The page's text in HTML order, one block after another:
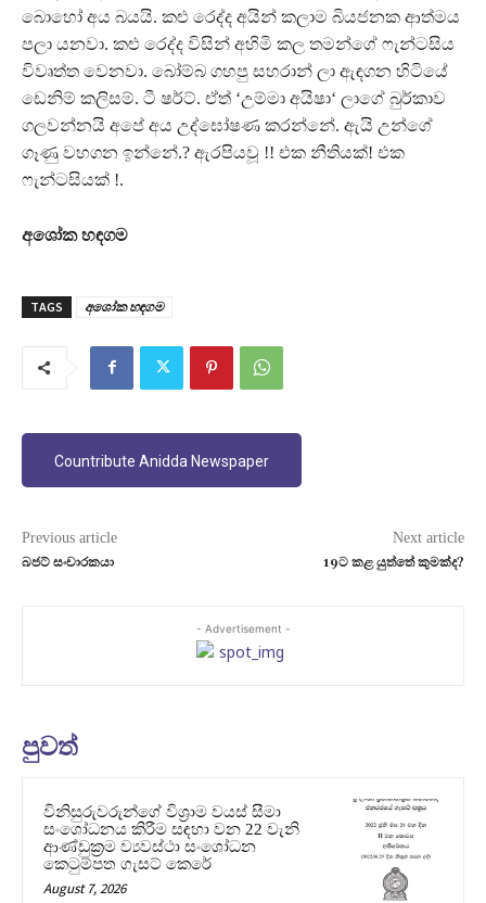
බොහෝ අය බයයි. කළු රෙද්ද අයින් කලාම බියජනක ආත්මය
පලා යනවා. කළු රෙද්ද විසින් අහිමි කල තමන්ගේ ෆැන්ටසිය
විවෘත්ත වෙනවා. බෝම්බ ගහපු සහරාන් ලා ඇඳගන හිටියේ
ඩෙනිම් කලිසම්. ටී ෂර්ට්. ඒත් ‘උම්මා අයිෂා‘ ලාගේ බුර්කාව
ගලවන්නයි අපේ අය උද්ඝෝෂණ කරන්නේ. ඇයි උන්ගේ
ගෑණු වහගන ඉන්නේ.? ඇරපියවූ !! එක නීතියක්! එක
ෆැන්ටසියක් !.
අශෝක හඳගම
TAGS අශෝක හඳගම
Countribute Anidda Newspaper
Previous article
බජට් සංචාරකයා
Next article
19ට කළ යුත්තේ කුමක්ද?
- Advertisement -
පුවත්
විනිසුරුවරුන්ගේ විශ්‍රාම වයස් සීමා
සංශෝධනය කිරීම සඳහා වන 22 වැනි
ආණ්ඩුක්‍රම ව්‍යවස්ථා සංශෝධන
කෙටුම්පත ගැසට් කෙරේ
August 7, 2026